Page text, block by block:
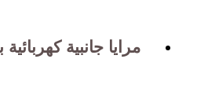
مرايا جانبية